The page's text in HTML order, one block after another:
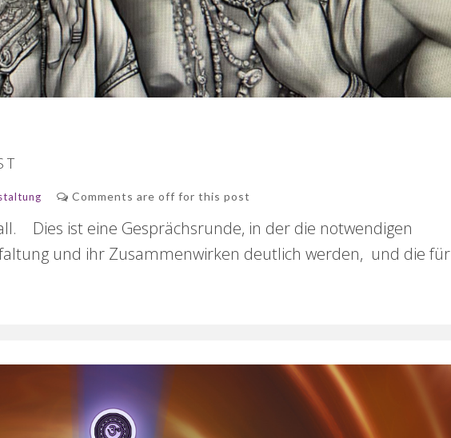
Comments are off for this post
Dies ist eine Gesprächsrunde, in der die notwendigen
und ihr Zusammenwirken deutlich werden, und die für